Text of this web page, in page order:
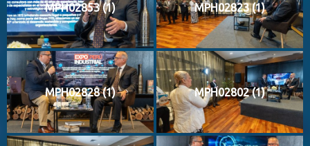
MPH02853 (1) MPH02823 (1)
MPH02828 (1) MPH02802 (1)